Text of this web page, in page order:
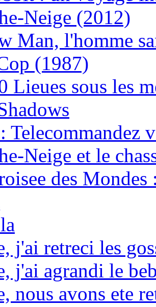
Neige (2012)
Man, l'homme
(1987)
Lieues sous les
Telecommandez
Neige et le
des
j'ai retreci les
j'ai agrandi le
nous avons ete